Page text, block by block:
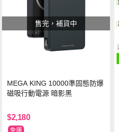
售完，補貨中
MEGA KING 10000準固態防爆
磁吸行動電源 暗影黑
$2,180
免運